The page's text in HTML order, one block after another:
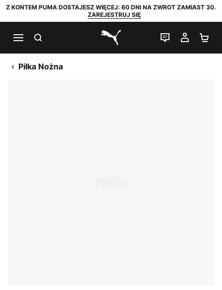
Z KONTEM PUMA DOSTAJESZ WIĘCEJ: 60 DNI NA ZWROT ZAMIAST 30.
ZAREJESTRUJ SIĘ
PUMA.com
CZAT NA
MOJE
Piłka Nożna